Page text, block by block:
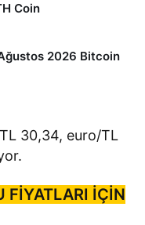
Coin
2026 Bitcoin
30,34, euro/TL
FİYATLARI İÇİN